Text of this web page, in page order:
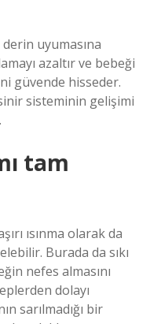
uyumasına
azaltır ve bebeği
güvende hisseder.
sisteminin gelişimi
tam
ısınma olarak da
Burada da sıkı
nefes almasını
dolayı
sarılmadığı bir